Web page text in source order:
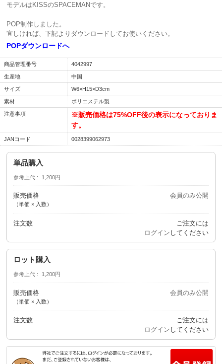
モデルはKISSのSPACEMANです。
POP制作しました。
宜しければ、下記よりダウンロードしてお使いください。
POPダウンロードへ
商品管理番号 4042997
生産地 中国
サイズ W6×H15×D3cm
素材 ポリエステル製
注意事項
※販売価格は75%OFF後の表示になっておりま
す。
JANコード 0028399062973
単品購入
参考上代 1,200円
販売価格
（単価 × 入数）
会員のみ公開
注文数
ご注文には
ログイン してください
ロット購入
参考上代 1,200円
販売価格
（単価 × 入数）
会員のみ公開
注文数
ご注文には
ログイン してください